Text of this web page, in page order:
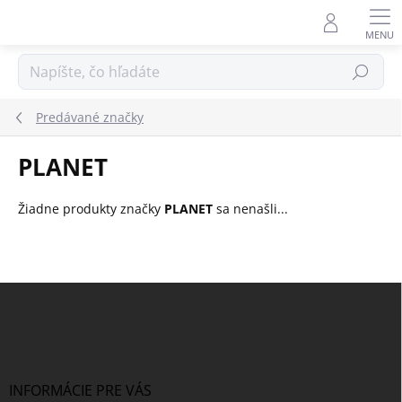
Hľadať
Predávané značky
PLANET
Žiadne produkty značky PLANET sa nenašli...
INFORMÁCIE PRE VÁS